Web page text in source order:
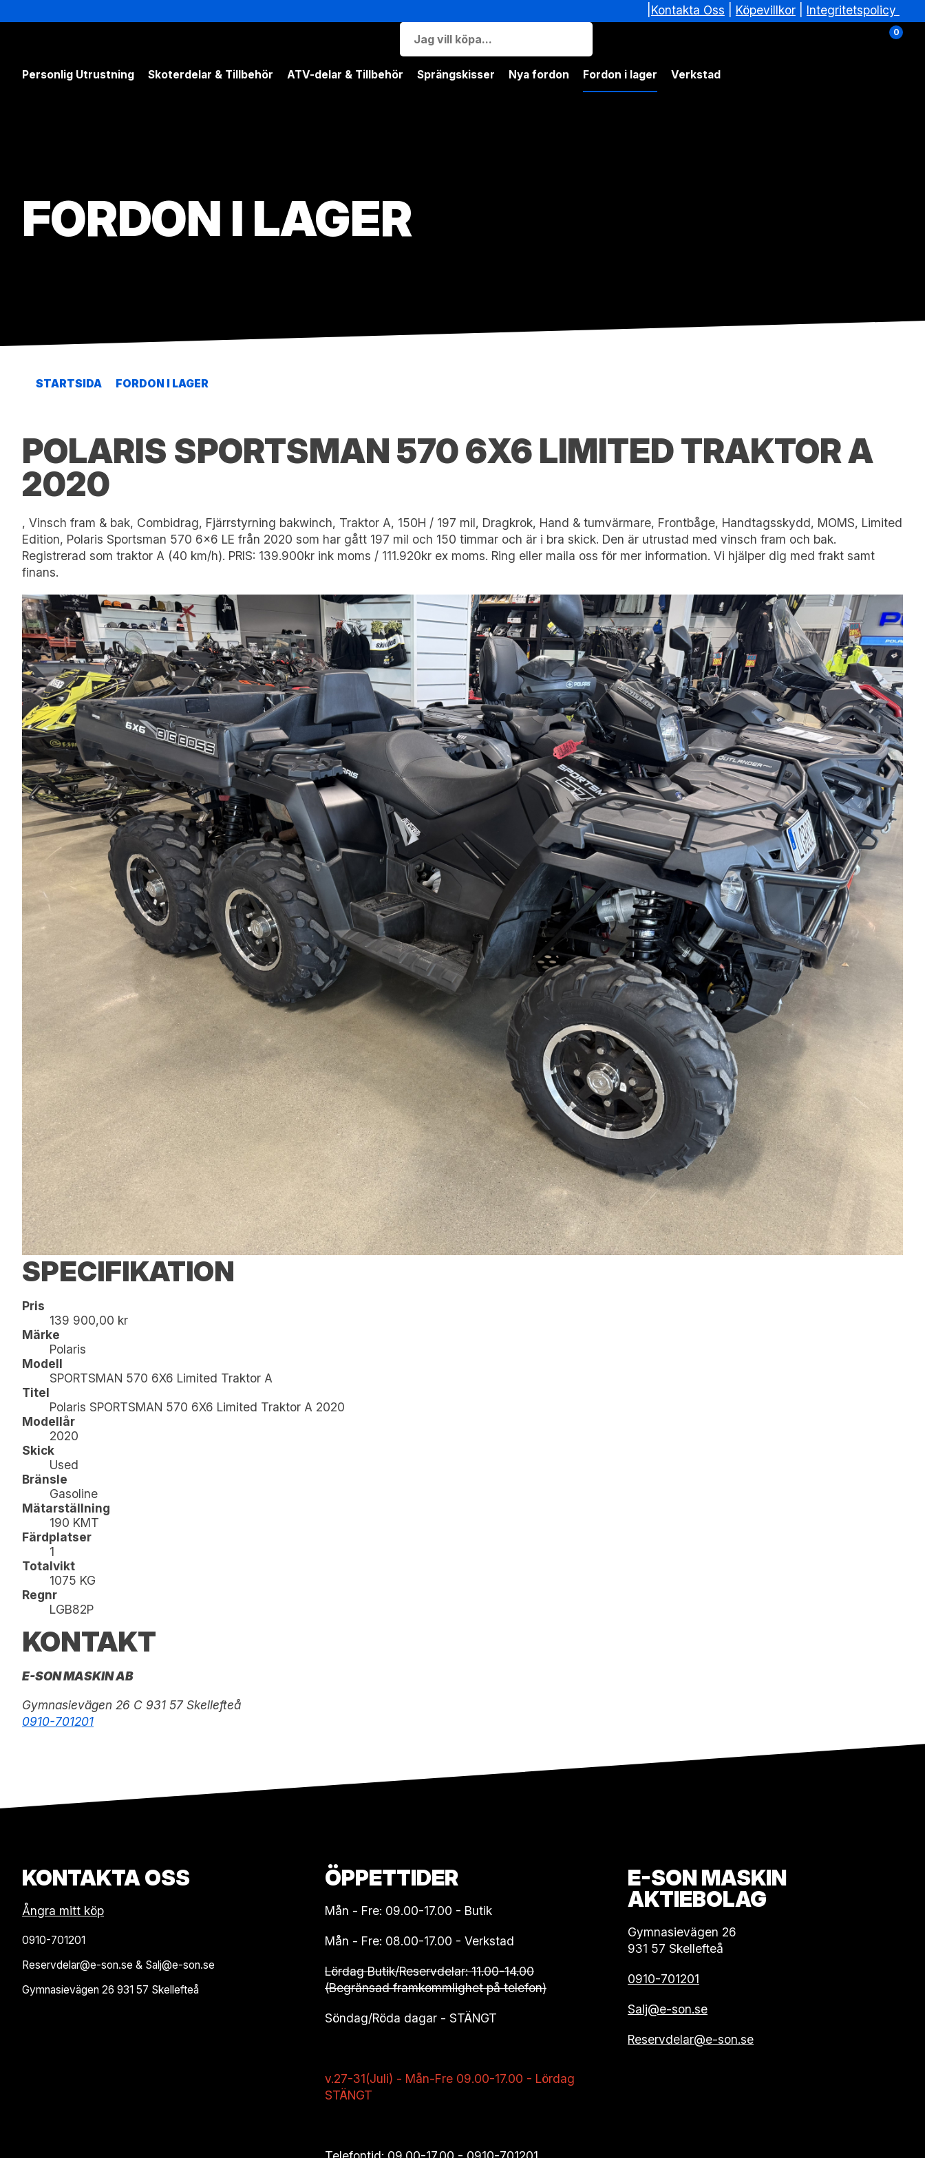
Köpevillkor| Integritetspolicy
0
Personlig Utrustning Skoterdelar & Tillbehör ATV-delar & Tillbehör Sprängskisser Nya fordon Fordon i lager Verkstad
FORDON I LAGER
STARTSIDA FORDON I LAGER
POLARIS SPORTSMAN 570 6X6 LIMITED TRAKTOR A
2020
, Vinsch fram & bak, Combidrag, Fjärrstyrning bakwinch, Traktor A, 150H / 197 mil, Dragkrok, Hand & tumvärmare, Frontbåge, Handtagsskydd, MOMS, Limited
Edition, Polaris Sportsman 570 6x6 LE från 2020 som har gått 197 mil och 150 timmar och är i bra skick. Den är utrustad med vinsch fram och bak.
Registrerad som traktor A (40 km/h). PRIS: 139.900kr ink moms / 111.920kr ex moms. Ring eller maila oss för mer information. Vi hjälper dig med frakt samt
finans.
SPECIFIKATION
Pris
139 900,00 kr
Märke
Polaris
Modell
SPORTSMAN 570 6X6 Limited Traktor A
Titel
Polaris SPORTSMAN 570 6X6 Limited Traktor A 2020
Modellår
2020
Skick
Used
Bränsle
Gasoline
Mätarställning
190 KMT
Färdplatser
1
Totalvikt
1075 KG
Regnr
LGB82P
KONTAKT
E-SON MASKIN AB
Gymnasievägen 26 C 931 57 Skellefteå
0910-701201
KONTAKTA OSS
Ångra mitt köp
0910-701201
Reservdelar@e-son.se & Salj@e-son.se
Gymnasievägen 26 931 57 Skellefteå
ÖPPETTIDER
Mån - Fre: 09.00-17.00 - Butik
Mån - Fre: 08.00-17.00 - Verkstad
Lördag Butik/Reservdelar: 11.00-14.00
(Begränsad framkommlighet på telefon)
Söndag/Röda dagar - STÄNGT
v.27-31(Juli) - Mån-Fre 09.00-17.00 - Lördag
STÄNGT
E-SON MASKIN
AKTIEBOLAG
Gymnasievägen 26
931 57 Skellefteå
0910-701201
Salj@e-son.se
Reservdelar@e-son.se